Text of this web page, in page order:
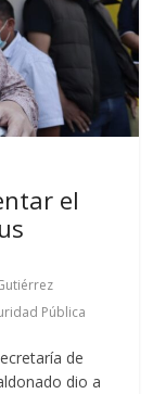
el
Pública
de
dio a